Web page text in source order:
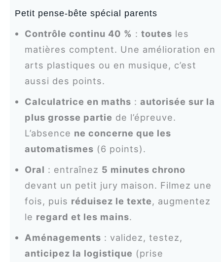
Petit pense-bête spécial parents
Contrôle continu 40 % : toutes les
matières comptent. Une amélioration en
arts plastiques ou en musique, c’est
aussi des points.
Calculatrice en maths : autorisée sur la
plus grosse partie de l’épreuve.
L’absence ne concerne que les
automatismes (6 points).
Oral : entraînez 5 minutes chrono
devant un petit jury maison. Filmez une
fois, puis réduisez le texte, augmentez
le regard et les mains.
Aménagements : validez, testez,
anticipez la logistique (prise